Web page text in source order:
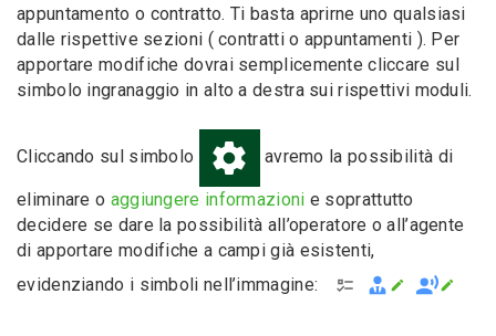
appuntamento o contratto. Ti basta aprirne uno qualsiasi
dalle rispettive sezioni ( contratti o appuntamenti ). Per
apportare modifiche dovrai semplicemente cliccare sul
simbolo ingranaggio in alto a destra sui rispettivi moduli.
Cliccando sul simbolo avremo la possibilità di
eliminare o aggiungere informazioni e soprattutto
decidere se dare la possibilità all’operatore o all’agente
di apportare modifiche a campi già esistenti,
evidenziando i simboli nell’immagine: